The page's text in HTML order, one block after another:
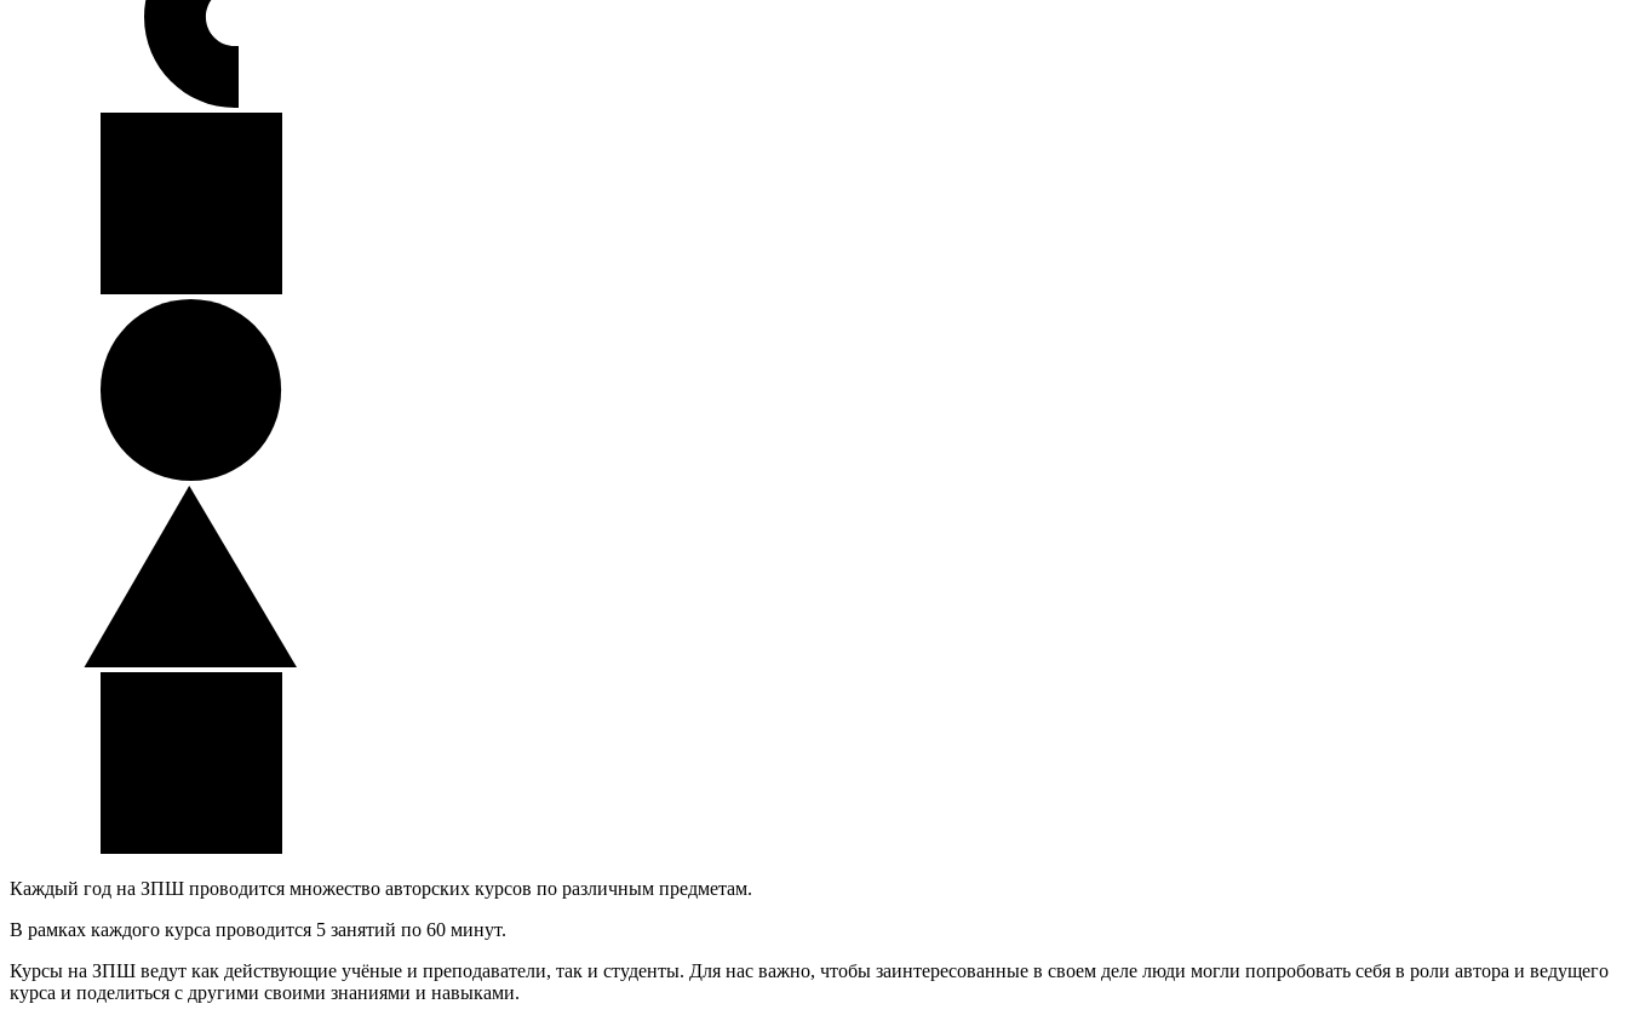
Каждый год на ЗПШ проводится множество авторских курсов по различным предметам.
В рамках каждого курса проводится 5 занятий по 60 минут.
Курсы на ЗПШ ведут как действующие учёные и преподаватели, так и студенты. Для нас важно, чтобы заинтересованные в своем деле люди могли попробовать себя в роли автора и ведущего
курса и поделиться с другими своими знаниями и навыками.